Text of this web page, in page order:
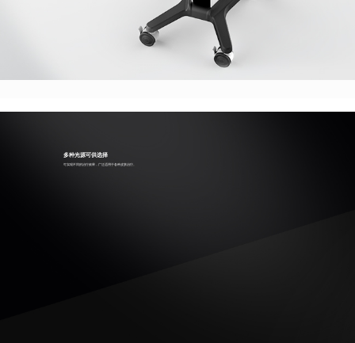
多种光源可供选择
可实现不同的治疗效果，广泛适用于各种皮肤治疗。